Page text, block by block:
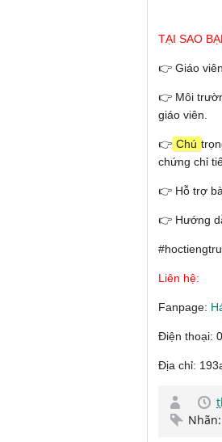
TẠI SAO
👉 Giáo
👉 Môi
giáo viên.
👉 Chú
chứng chỉ
👉 Hỗ trợ
👉 Hướng
Liên hệ:
Fanpage:
Điện thoại:
Địa chỉ:
Nhãn: